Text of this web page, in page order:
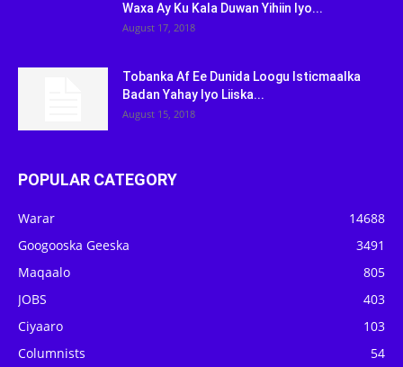
Waxa Ay Ku Kala Duwan Yihiin Iyo...
August 17, 2018
Tobanka Af Ee Dunida Loogu Isticmaalka
Badan Yahay Iyo Liiska...
August 15, 2018
POPULAR CATEGORY
Warar
14688
Googooska Geeska
3491
Maqaalo
805
JOBS
403
Ciyaaro
103
Columnists
54